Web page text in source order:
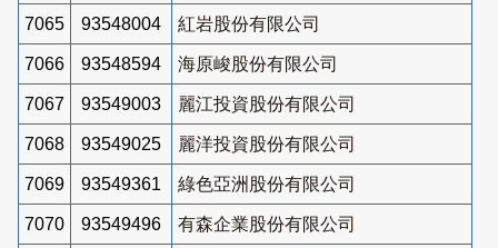
7065 93548004 紅岩股份有限公司
7066 93548594 海原峻股份有限公司
7067 93549003 麗江投資股份有限公司
7068 93549025 麗洋投資股份有限公司
7069 93549361 綠色亞洲股份有限公司
7070 93549496 有森企業股份有限公司